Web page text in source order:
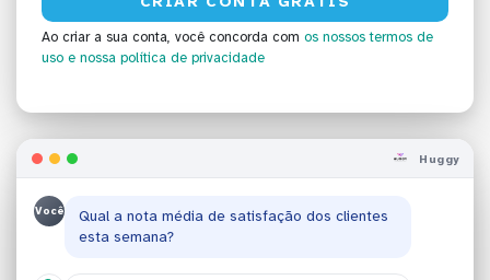
Ao criar a sua conta, você concorda com os nossos termos de
uso e nossa política de privacidade
Huggy
Você
Qual a nota média de satisfação dos clientes
esta semana?